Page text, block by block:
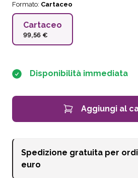
Formato: Cartaceo
Cartaceo
99,56 €
Disponibilità immediata
Aggiungi al
Spedizione gratuita per
euro